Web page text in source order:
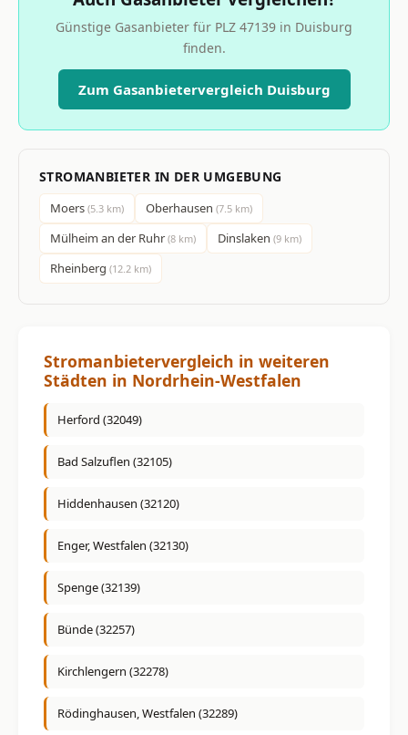
Günstige Gasanbieter für PLZ 47139 in Duisburg
finden.
Zum Gasanbietervergleich Duisburg
STROMANBIETER IN DER UMGEBUNG
Moers (5.3 km) Oberhausen (7.5 km)
Mülheim an der Ruhr (8 km) Dinslaken (9 km)
Rheinberg (12.2 km)
Stromanbietervergleich in weiteren
Städten in Nordrhein-Westfalen
Herford (32049)
Bad Salzuflen (32105)
Hiddenhausen (32120)
Enger, Westfalen (32130)
Spenge (32139)
Bünde (32257)
Kirchlengern (32278)
Rödinghausen, Westfalen (32289)